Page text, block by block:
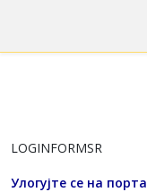
LOGINFORMSR
Улогујте се на